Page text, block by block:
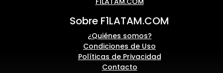
Sobre F1LATAM.COM
¿Quiénes somos?
Condiciones de Uso
Políticas de Privacidad
Contacto